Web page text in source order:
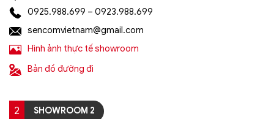
0925.988.699 – 0923.988.699
sencomvietnam@gmail.com
Hình ảnh thực tế showroom
Bản đồ đường đi
2 SHOWROOM 2